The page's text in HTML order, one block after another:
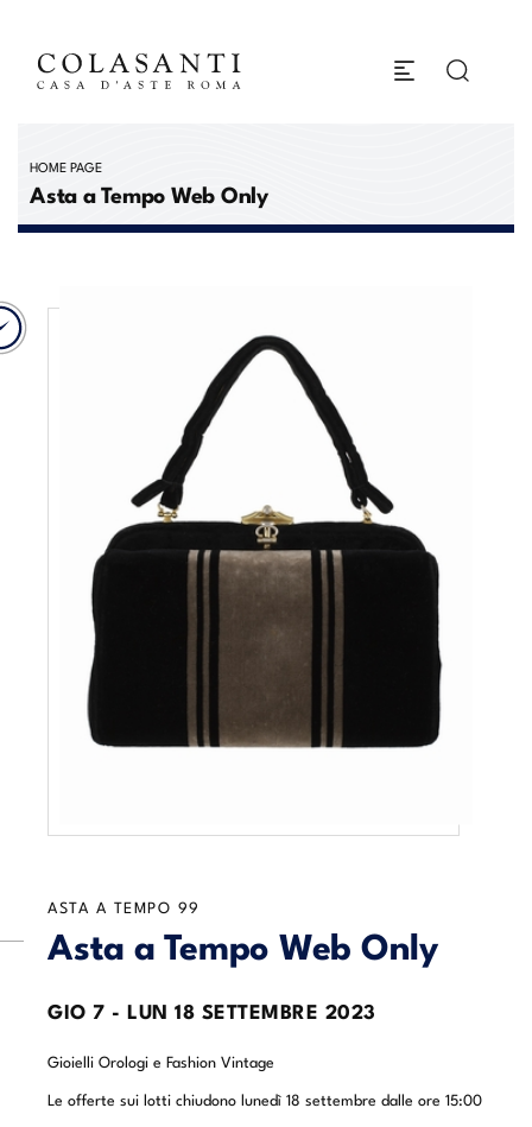
HOME PAGE
Asta a Tempo Web Only
ASTA A TEMPO 99
Asta a Tempo Web Only
GIO 7 - LUN 18 SETTEMBRE 2023
Gioielli Orologi e Fashion Vintage
Le offerte sui lotti chiudono lunedì 18 settembre dalle ore 15:00